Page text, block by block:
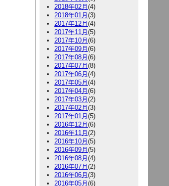
2018年02月 (4)
2018年01月 (3)
2017年12月 (4)
2017年11月 (5)
2017年10月 (6)
2017年09月 (6)
2017年08月 (6)
2017年07月 (8)
2017年06月 (4)
2017年05月 (4)
2017年04月 (6)
2017年03月 (2)
2017年02月 (3)
2017年01月 (5)
2016年12月 (6)
2016年11月 (2)
2016年10月 (5)
2016年09月 (5)
2016年08月 (4)
2016年07月 (2)
2016年06月 (3)
2016年05月 (6)